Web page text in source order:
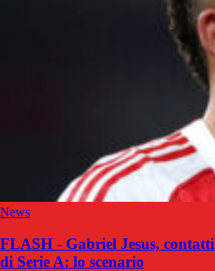
News
FLASH - Gabriel Jesus,
di Serie A: lo scenario